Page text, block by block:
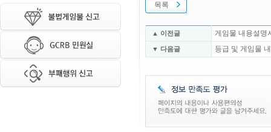
목록
▲ 이전글 게임물 내용설명
▼ 다음글 등급 및 게임물